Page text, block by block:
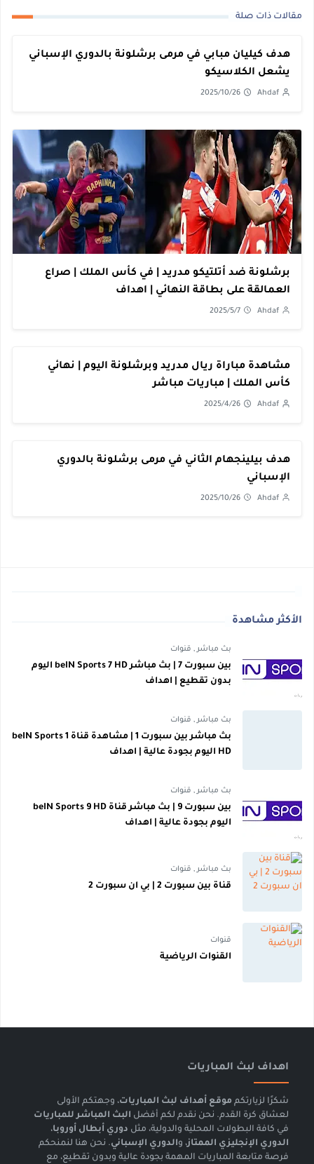
مقالات ذات صلة
هدف كيليان مبابي في مرمى برشلونة بالدوري الإسباني
يشعل الكلاسيكو
Ahdaf
2025/10/26
برشلونة ضد أتلتيكو مدريد | في كأس الملك | صراع
العمالقة على بطاقة النهائي | اهداف
Ahdaf
2025/5/7
مشاهدة مباراة ريال مدريد وبرشلونة اليوم | نهائي
كأس الملك | مباريات مباشر
Ahdaf
2025/4/26
هدف بيلينجهام الثاني في مرمى برشلونة بالدوري
الإسباني
Ahdaf
2025/10/26
الأكثر مشاهدة
بث مباشر , قنوات
بين سبورت 7 | بث مباشر beIN Sports 7 HD اليوم
بدون تقطيع | اهداف
بث مباشر , قنوات
بث مباشر بين سبورت 1 | مشاهدة قناة beIN Sports 1
HD اليوم بجودة عالية | اهداف
بث مباشر , قنوات
بين سبورت 9 | بث مباشر قناة beIN Sports 9 HD
اليوم بجودة عالية | اهداف
بث مباشر , قنوات
قناة بين سبورت 2 | بي ان سبورت 2
قنوات
القنوات الرياضية
اهداف لبث المباريات
شكرًا لزيارتكم موقع أهداف لبث المباريات، وجهتكم الأولى
لعشاق كرة القدم. نحن نقدم لكم أفضل البث المباشر للمباريات
في كافة البطولات المحلية والدولية، مثل دوري أبطال أوروبا،
الدوري الإنجليزي الممتاز، والدوري الإسباني. نحن هنا لنمنحكم
فرصة متابعة المباريات المهمة بجودة عالية وبدون تقطيع، مع